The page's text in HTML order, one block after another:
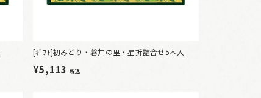
[ｷﾞﾌﾄ]初みどり・磐井の里・星折詰合せ5本入
¥5,113 税込